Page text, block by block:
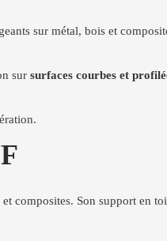
sur métal, bois et
sur surfaces courbes et
composites. Son support en